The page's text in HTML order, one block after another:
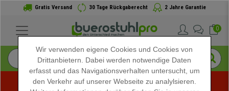
Gratis Versand 30 Tage Rückgaberecht 2 Jahre Garantie
0
Wir verwenden eigene Cookies und Cookies von
Drittanbietern. Dabei werden notwendige Daten
erfasst und das Navigationsverhalten untersucht, um
den Verkehr auf unserer Webseite zu analylsieren.